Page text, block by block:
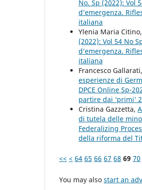
No. Sp (2022): Vol
d’emergenza.
italiana
Ylenia Maria Citino,
(2022): Vol 54 No
d’emergenza.
italiana
Francesco Gallarati,
esperienze di
DPCE Online Sp-
partire dai ‘primi’
Cristina Gazzetta,
di tutela delle
Federalizing
della riforma del
<< < 64 65 66 67 68 69 70
You may also start an